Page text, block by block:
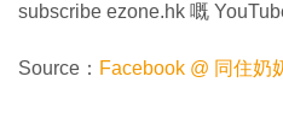
subscribe ezone.hk 嘅
Source： Facebook @ 同住奶